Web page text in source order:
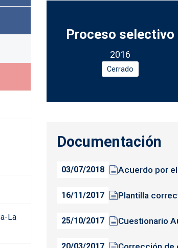
La
Proceso selectivo
2016
Cerrado
Documentación
03/07/2018 Acuerdo por
16/11/2017 Plantilla
25/10/2017 Cuestionario